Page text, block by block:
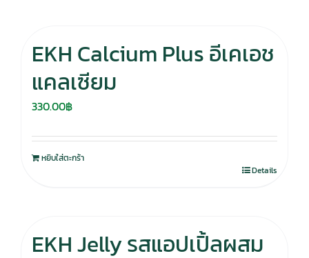
EKH Calcium Plus อีเคเอช
แคลเซียม
330.00฿
หยิบใส่ตะกร้า
Details
EKH Jelly รสแอปเปิ้ลผสม